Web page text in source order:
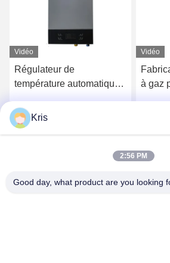
Vidéo
Régulateur de
température automatique
Vidéo
à gaz
Kris
2:56 PM
Good day, what product are you looking